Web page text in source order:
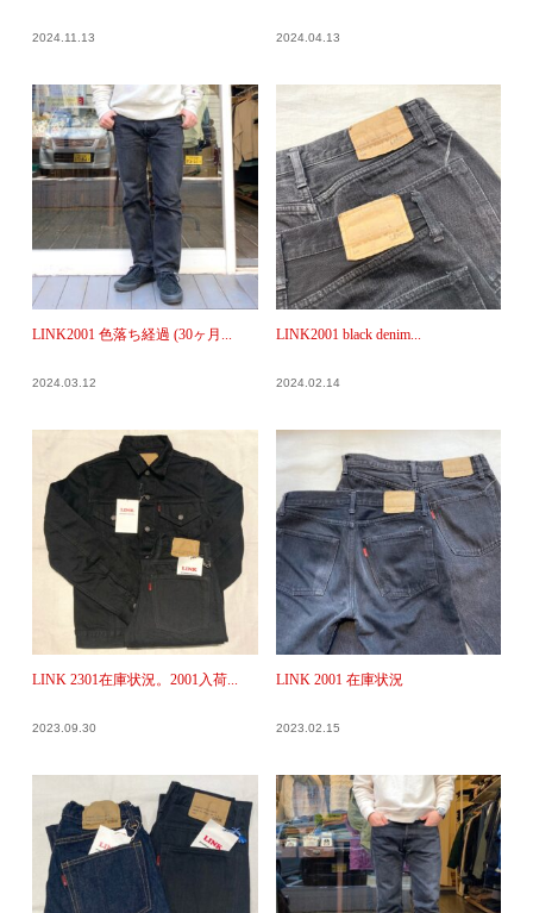
2024.11.13 2024.04.13
LINK2001 色落ち経過 (30ヶ月...
2024.03.12
LINK2001 black denim...
2024.02.14
LINK 2301在庫状況。2001入荷...
2023.09.30
LINK 2001 在庫状況
2023.02.15